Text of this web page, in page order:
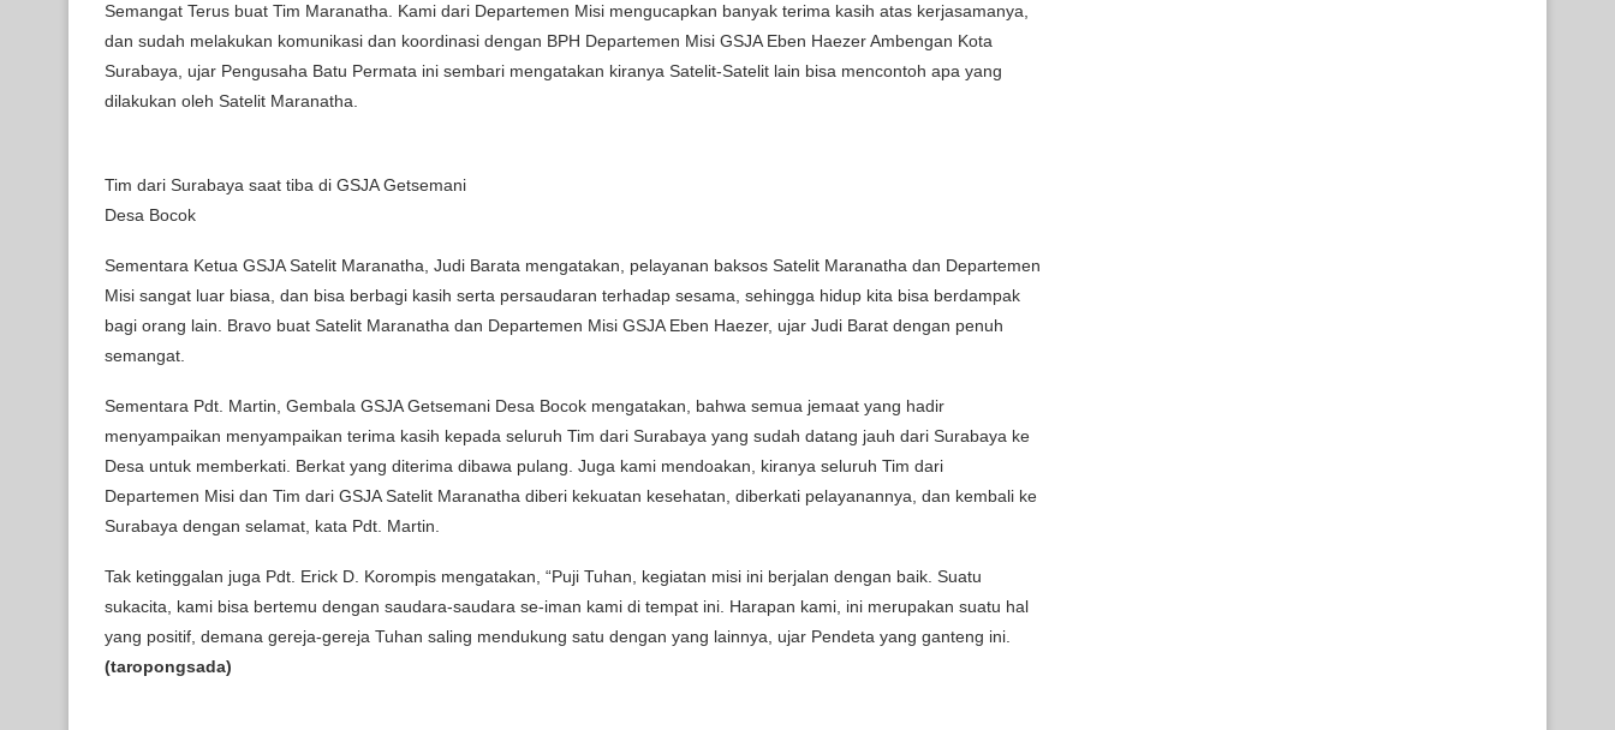
Semangat Terus buat Tim Maranatha. Kami dari Departemen Misi mengucapkan banyak terima kasih atas kerjasamanya,
dan sudah melakukan komunikasi dan koordinasi dengan BPH Departemen Misi GSJA Eben Haezer Ambengan Kota
Surabaya, ujar Pengusaha Batu Permata ini sembari mengatakan kiranya Satelit-Satelit lain bisa mencontoh apa yang
dilakukan oleh Satelit Maranatha.
Tim dari Surabaya saat tiba di GSJA Getsemani
Desa Bocok
Sementara Ketua GSJA Satelit Maranatha, Judi Barata mengatakan, pelayanan baksos Satelit Maranatha dan Departemen
Misi sangat luar biasa, dan bisa berbagi kasih serta persaudaran terhadap sesama, sehingga hidup kita bisa berdampak
bagi orang lain. Bravo buat Satelit Maranatha dan Departemen Misi GSJA Eben Haezer, ujar Judi Barat dengan penuh
semangat.
Sementara Pdt. Martin, Gembala GSJA Getsemani Desa Bocok mengatakan, bahwa semua jemaat yang hadir
menyampaikan menyampaikan terima kasih kepada seluruh Tim dari Surabaya yang sudah datang jauh dari Surabaya ke
Desa untuk memberkati. Berkat yang diterima dibawa pulang. Juga kami mendoakan, kiranya seluruh Tim dari
Departemen Misi dan Tim dari GSJA Satelit Maranatha diberi kekuatan kesehatan, diberkati pelayanannya, dan kembali ke
Surabaya dengan selamat, kata Pdt. Martin.
Tak ketinggalan juga Pdt. Erick D. Korompis mengatakan, “Puji Tuhan, kegiatan misi ini berjalan dengan baik. Suatu
sukacita, kami bisa bertemu dengan saudara-saudara se-iman kami di tempat ini. Harapan kami, ini merupakan suatu hal
yang positif, demana gereja-gereja Tuhan saling mendukung satu dengan yang lainnya, ujar Pendeta yang ganteng ini.
(taropongsada)